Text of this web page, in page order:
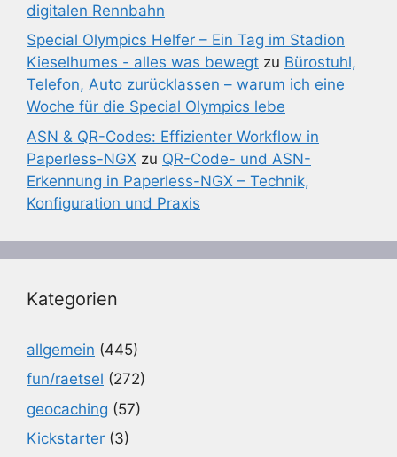
digitalen Rennbahn
Special Olympics Helfer – Ein Tag im Stadion
Kieselhumes - alles was bewegt zu Bürostuhl,
Telefon, Auto zurücklassen – warum ich eine
Woche für die Special Olympics lebe
ASN & QR-Codes: Effizienter Workflow in
Paperless-NGX zu QR-Code- und ASN-
Erkennung in Paperless-NGX – Technik,
Konfiguration und Praxis
Kategorien
allgemein (445)
fun/raetsel (272)
geocaching (57)
Kickstarter (3)